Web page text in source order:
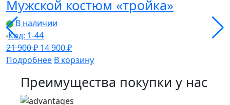
900 ₽.
Мужской костюм «тройка»
В наличии
Код: 1-44
21 900₽ Первоначальная
цена
21
900 ₽.
14 900₽Текущая
цена:
900 ₽.
Подробнее В корзину
Преимущества покупки у нас